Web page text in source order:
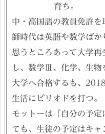
育ち。
中・高国語の教員免許を
師時代は英語や数学ばか
思うところあって大学再
し、数学Ⅲ、化学、生物
大学へ合格するも、
生活にピリオドを打つ。
モットーは「自分の予定
ても、生徒の予定はキャ